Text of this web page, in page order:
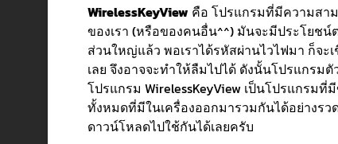
WirelessKeyView คือ โปรแกรมที่มีความสา
ของเรา (หรือของคนอื่น^^) มันจะมีประโยช
ส่วนใหญ่แล้ว พอเราได้รหัสผ่านไวไฟมา ก็จ
เลย จึงอาจจะทำให้ลืมไปได้ ดังนั้นโปรแกร
โปรแกรม WirelessKeyView เป็นโปรแกรมที่
ทั้งหมดที่มีในเครื่องออกมารวมกันได้อย่างร
ดาวน์โหลดไปใช้กันได้เลยครับ